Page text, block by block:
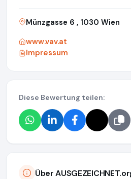
Münzgasse 6 , 1030 Wien
www.vav.at
Impressum
Diese Bewertung teilen:
Über